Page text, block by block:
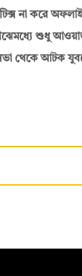
না করে
শুধু আওয়াজ-
থেকে আটক